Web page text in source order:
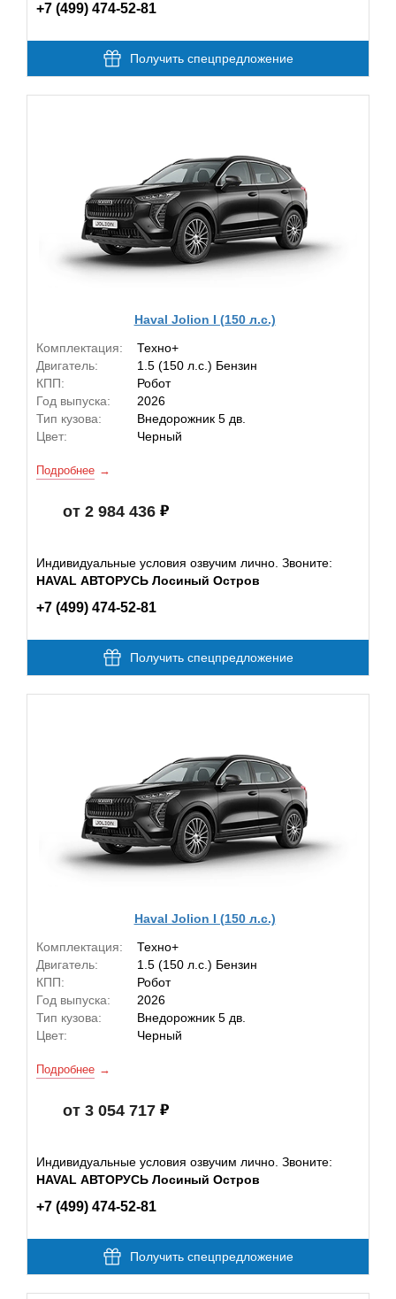
+7 (499) 474-52-81
Получить спецпредложение
Haval Jolion I (150 л.с.)
Комплектация:
Техно+
Двигатель:
1.5 (150 л.с.) Бензин
КПП:
Робот
Год выпуска:
2026
Тип кузова:
Внедорожник 5 дв.
Цвет:
Черный
Подробнее
от 2 984 436
Индивидуальные условия озвучим лично. Звоните:
HAVAL АВТОРУСЬ Лосиный Остров
+7 (499) 474-52-81
Получить спецпредложение
Haval Jolion I (150 л.с.)
Комплектация:
Техно+
Двигатель:
1.5 (150 л.с.) Бензин
КПП:
Робот
Год выпуска:
2026
Тип кузова:
Внедорожник 5 дв.
Цвет:
Черный
Подробнее
от 3 054 717
Индивидуальные условия озвучим лично. Звоните:
HAVAL АВТОРУСЬ Лосиный Остров
+7 (499) 474-52-81
Получить спецпредложение